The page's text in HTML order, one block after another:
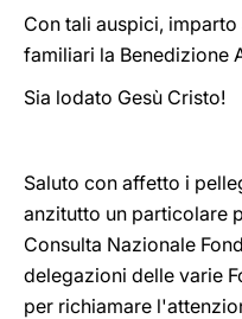
Con tali auspici,
familiari la Benedizione
Sia lodato Gesù Cristo!
Saluto con affetto i
anzitutto un particolare
Consulta Nazionale
delegazioni delle varie
per richiamare